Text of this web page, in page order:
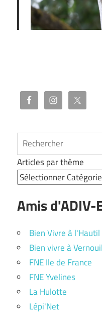
Rechercher
Articles par thème
Amis
Bien Vivre à l'Hautil
Bien vivre à
FNE Ile de France
FNE Yvelines
La Hulotte
Lépi'Net